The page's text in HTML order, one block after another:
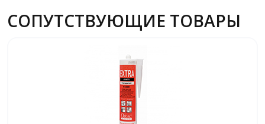
СОПУТСТВУЮЩИЕ ТОВАРЫ